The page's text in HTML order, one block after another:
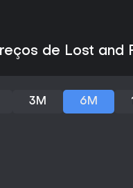
de Lost and
3M 6M